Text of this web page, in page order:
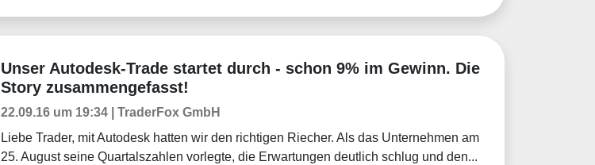
Tradingerfolge
Unser Autodesk-Trade startet durch - schon 9% im Gewinn. Die
Story zusammengefasst!
22.09.16 um 19:34 | TraderFox GmbH
Liebe Trader, mit Autodesk hatten wir den richtigen Riecher. Als das Unternehmen am
25. August seine Quartalszahlen vorlegte, die Erwartungen deutlich schlug und den...